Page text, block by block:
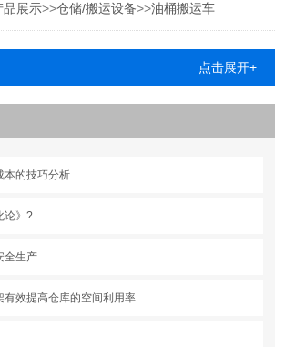
品展示>>仓储/搬运设备>>油桶搬运车
点击展开+
本的技巧分析
论》?
全生产
有效提高仓库的空间利用率